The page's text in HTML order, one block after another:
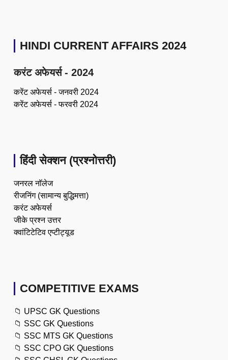
HINDI CURRENT AFFAIRS 2024
करंट अफेयर्स - 2024
करेंट अफेयर्स - जनवरी 2024
करेंट अफेयर्स - फरवरी 2024
हिंदी सेक्शन (प्रश्नोत्तरी)
जनरल नॉलेज
रीजनिंग (सामान्य बुद्धिमत्ता)
करंट अफेयर्स
जीके प्रश्न उत्तर
क्वांटिटेटिव एप्टीट्यूड
COMPETITIVE EXAMS
📁 UPSC GK Questions
📁 SSC GK Questions
📁 SSC MTS GK Questions
📁 SSC CPO GK Questions